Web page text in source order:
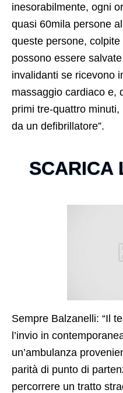
inesorabilmente, ogni
quasi 60mila persone
queste persone,
possono essere
invalidanti se ricevono
massaggio cardiaco e,
primi tre-quattro
da un defibrillatore”.
SCARICA
Sempre Balzanelli: “Il
l’invio in
un’ambulanza
parità di punto di
percorrere un tratto